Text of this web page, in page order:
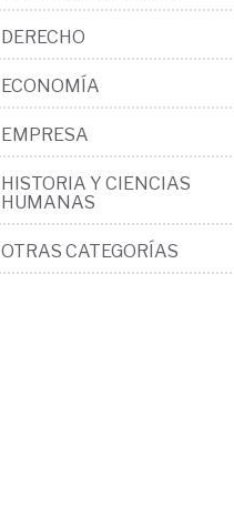
DERECHO
ECONOMÍA
EMPRESA
HISTORIA Y CIENCIAS
HUMANAS
OTRAS CATEGORÍAS